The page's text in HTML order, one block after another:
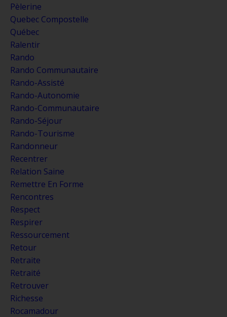
Pèlerine
Quebec Compostelle
Québec
Ralentir
Rando
Rando Communautaire
Rando-Assisté
Rando-Autonomie
Rando-Communautaire
Rando-Séjour
Rando-Tourisme
Randonneur
Recentrer
Relation Saine
Remettre En Forme
Rencontres
Respect
Respirer
Ressourcement
Retour
Retraite
Retraité
Retrouver
Richesse
Rocamadour